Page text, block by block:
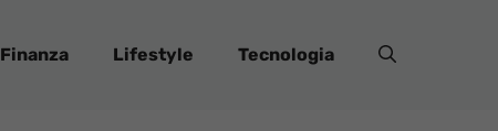
Finanza Lifestyle Tecnologia